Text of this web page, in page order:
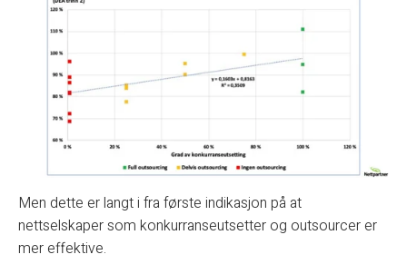
Men dette er langt i fra første indikasjon på at
nettselskaper som konkurranseutsetter og outsourcer er
mer effektive.